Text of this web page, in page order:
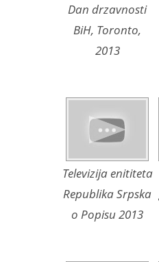
Dan drzavnosti
BiH, Toronto,
2013
Televizija enititeta
Republika Srpska
o Popisu 2013